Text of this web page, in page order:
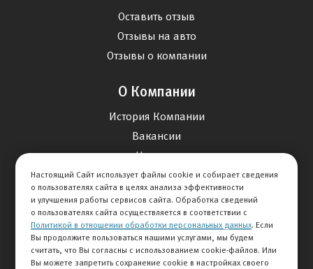
Оставить отзыв
Отзывы на авто
Отзывы о компании
О Компании
История Компании
Вакансии
Новости
Карта сайта
Контакты
Настоящий Сайт использует файлы cookie и собирает сведения
о пользователях сайта в целях анализа эффективности
и улучшения работы сервисов сайта. Обработка сведений
о пользователях сайта осуществляется в соответствии с
Политикой в отношении обработки персональных данных. Если
Вы продолжите пользоваться нашими услугами, мы будем
считать, что Вы согласны с использованием cookie-файлов. Или
Вы можете запретить сохранение cookie в настройках своего